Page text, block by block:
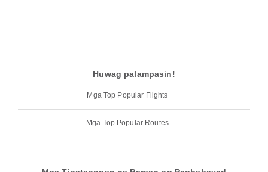
Huwag palampasin!
Mga Top Popular Flights
Mga Top Popular Routes